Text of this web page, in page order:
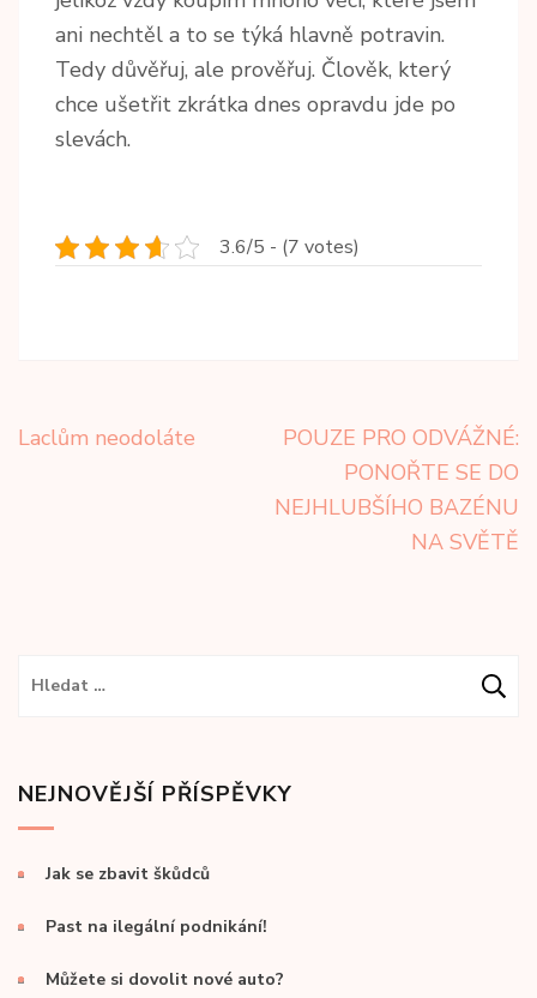
ani nechtěl a to se týká hlavně potravin.
Tedy důvěřuj, ale prověřuj. Člověk, který
chce ušetřit zkrátka dnes opravdu jde po
slevách.
3.6/5 - (7 votes)
Navigace
Laclům neodoláte
POUZE PRO ODVÁŽNÉ:
PONOŘTE SE DO
NEJHLUBŠÍHO BAZÉNU
NA SVĚTĚ
Vyhledávání
NEJNOVĚJŠÍ PŘÍSPĚVKY
Jak se zbavit škůdců
Past na ilegální podnikání!
Můžete si dovolit nové auto?